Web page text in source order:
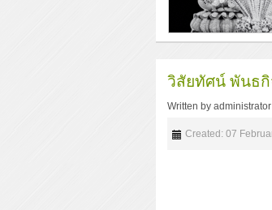
วิสัยทัศน์ พันธกิ
Written byadministrator
Created: 07